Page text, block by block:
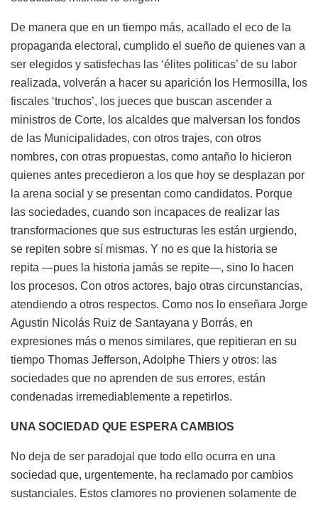
De manera que en un tiempo más, acallado el eco de la
propaganda electoral, cumplido el sueño de quienes van a
ser elegidos y satisfechas las ‘élites politicas’ de su labor
realizada, volverán a hacer su aparición los Hermosilla, los
fiscales ‘truchos’, los jueces que buscan ascender a
ministros de Corte, los alcaldes que malversan los fondos
de las Municipalidades, con otros trajes, con otros
nombres, con otras propuestas, como antaño lo hicieron
quienes antes precedieron a los que hoy se desplazan por
la arena social y se presentan como candidatos. Porque
las sociedades, cuando son incapaces de realizar las
transformaciones que sus estructuras les están urgiendo,
se repiten sobre sí mismas. Y no es que la historia se
repita —pues la historia jamás se repite—, sino lo hacen
los procesos. Con otros actores, bajo otras circunstancias,
atendiendo a otros respectos. Como nos lo enseñara Jorge
Agustin Nicolás Ruiz de Santayana y Borrás, en
expresiones más o menos similares, que repitieran en su
tiempo Thomas Jefferson, Adolphe Thiers y otros: las
sociedades que no aprenden de sus errores, están
condenadas irremediablemente a repetirlos.
UNA SOCIEDAD QUE ESPERA CAMBIOS
No deja de ser paradojal que todo ello ocurra en una
sociedad que, urgentemente, ha reclamado por cambios
sustanciales. Estos clamores no provienen solamente de